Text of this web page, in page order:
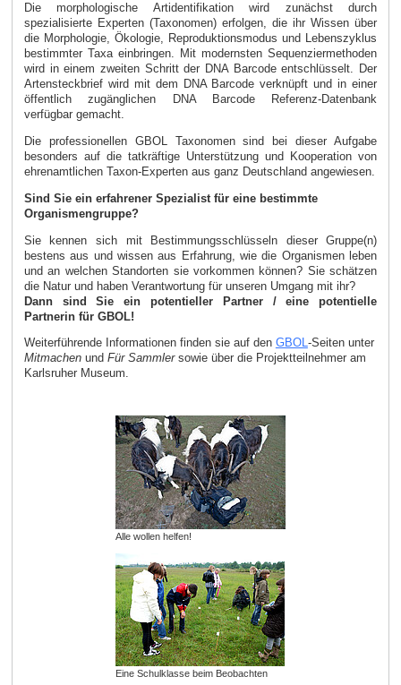
Die morphologische Artidentifikation wird zunächst durch
spezialisierte Experten (Taxonomen) erfolgen, die ihr Wissen über
die Morphologie, Ökologie, Reproduktionsmodus und Lebenszyklus
bestimmter Taxa einbringen. Mit modernsten Sequenziermethoden
wird in einem zweiten Schritt der DNA Barcode entschlüsselt. Der
Artensteckbrief wird mit dem DNA Barcode verknüpft und in einer
öffentlich zugänglichen DNA Barcode Referenz-Datenbank
verfügbar gemacht.
Die professionellen GBOL Taxonomen sind bei dieser Aufgabe
besonders auf die tatkräftige Unterstützung und Kooperation von
ehrenamtlichen Taxon-Experten aus ganz Deutschland angewiesen.
Sind Sie ein erfahrener Spezialist für eine bestimmte
Organismengruppe?
Sie kennen sich mit Bestimmungsschlüsseln dieser Gruppe(n)
bestens aus und wissen aus Erfahrung, wie die Organismen leben
und an welchen Standorten sie vorkommen können? Sie schätzen
die Natur und haben Verantwortung für unseren Umgang mit ihr?
Dann sind Sie ein potentieller Partner / eine potentielle
Partnerin für GBOL!
Weiterführende Informationen finden sie auf den GBOL-Seiten unter
Mitmachenund Für Sammlersowie über die Projektteilnehmer am
Karlsruher Museum.
Alle wollen helfen!
Eine Schulklasse beim Beobachten